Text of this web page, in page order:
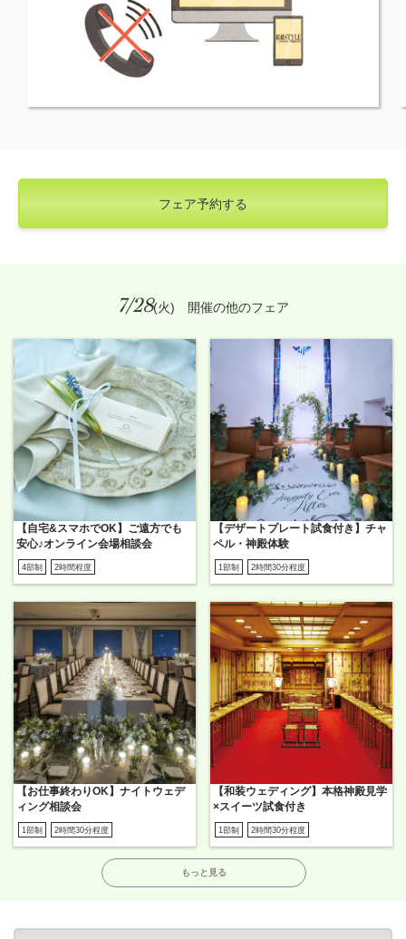
フェア予約する
7/28(火) 開催の他のフェア
【自宅&スマホでOK】ご遠方でも
安心♪オンライン会場相談会
4部制 2時間程度
【デザートプレート試食付き】チャ
ペル・神殿体験
1部制 2時間30分程度
【お仕事終わりOK】ナイトウェデ
ィング相談会
1部制 2時間30分程度
【和装ウェディング】本格神殿見学
×スイーツ試食付き
1部制 2時間30分程度
もっと見る